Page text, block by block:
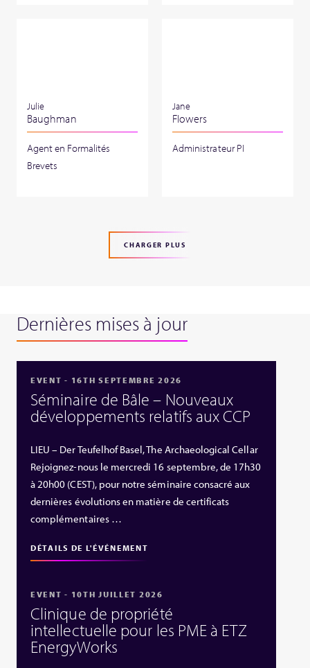
Julie
Baughman
Agent en Formalités
Brevets
Jane
Flowers
Administrateur PI
CHARGER PLUS
Dernières mises à jour
EVENT - 16TH SEPTEMBRE 2026
Séminaire de Bâle – Nouveaux
développements relatifs aux CCP
LIEU – Der Teufelhof Basel, The Archaeological Cellar
Rejoignez-nous le mercredi 16 septembre, de 17h30
à 20h00 (CEST), pour notre séminaire consacré aux
dernières évolutions en matière de certificats
complémentaires …
DÉTAILS DE L'ÉVÉNEMENT
EVENT - 10TH JUILLET 2026
Clinique de propriété
intellectuelle pour les PME à ETZ
EnergyWorks